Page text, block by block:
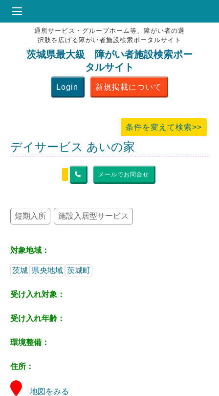
HOME
♥お気にりブックマーク
掲載会員MENU
よくある質問
通所サービス・グループホーム等、障がい者の選
択肢を広げる障がい者施設検索ポータルサイト
茨城県最大級 障がい者施設検索ポー
タルサイト
Login 新規掲載について
条件を変えて検索>>
デイサービス あいの家
メールでお問合せ
短期入所 施設入居型サービス
対象地域：
茨城 県央地域 茨城町
受け入れ対象：
受け入れ年齢：
環境整備：
住所：
地図をみる